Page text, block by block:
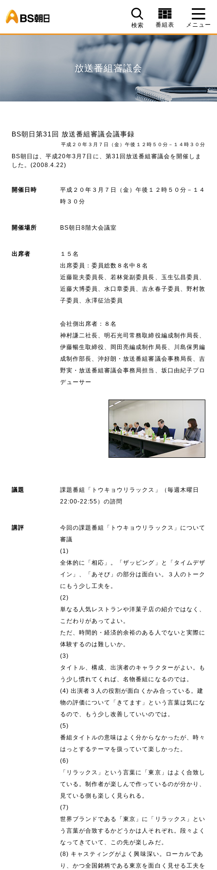
検索 番組表 メニュー
放送番組審議会
BS朝日第31回 放送番組審議会議事録
平成２０年３月７日（金）午後１２時５０分－１４時３０分
BS朝日は、平成20年3月7日に、第31回放送番組審議会を開催しま
した。(2008.4.22)
開催日時
平成２０年３月７日（金）午後１２時５０分－１４
時３０分
開催場所 BS朝日8階大会議室
出席者
１５名
出席委員：委員総数８名中８名
近藤龍夫委員長、若林覚副委員長、玉生弘昌委員、
近藤大博委員、水口章委員、吉永春子委員、野村敦
子委員、永澤征治委員
会社側出席者：８名
神村謙二社長、明石光司常務取締役編成制作局長、
伊藤暢生取締役、岡田亮編成制作局長、川島保男編
成制作部長、沖好朗・放送番組審議会事務局長、吉
野実・放送番組審議会事務局担当、坂口由紀子プロ
デューサー
議題
課題番組「トウキョウリラックス」（毎週木曜日
22:00-22:55）の諮問
講評
今回の課題番組「トウキョウリラックス」について
審議
(1)
全体的に「相応」。「ザッピング」と「タイムデザ
イン」、「あそび」の部分は面白い。３人のトーク
にもう少し工夫を。
(2)
単なる人気レストランや洋菓子店の紹介ではなく、
こだわりがあってよい。
ただ、時間的・経済的余裕のある人でないと実際に
体験するのは難しいか。
(3)
タイトル、構成、出演者のキャラクターがよい。も
う少し慣れてくれば、名物番組になるのでは。
(4) 出演者３人の役割が面白くかみ合っている。建
物の評価について「きてます」という言葉は気にな
るので、もう少し改善していいのでは。
(5)
番組タイトルの意味はよく分からなかったが、時々
はっとするテーマを扱っていて楽しかった。
(6)
「リラックス」という言葉に「東京」はよく合致し
ている。制作者が楽しんで作っているのが分かり、
見ている側も楽しく見られる。
(7)
世界ブランドである「東京」に「リラックス」とい
う言葉が合致するかどうかは人それぞれ。段々よく
なってきていて、この先が楽しみだ。
(8) キャスティングがよく興味深い。ローカルであ
り、かつ全国銘柄である東京を面白く見せる工夫を